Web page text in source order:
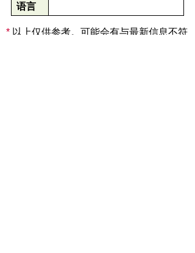
语言
* 以上仅供参考。可能会有与最新信息不符